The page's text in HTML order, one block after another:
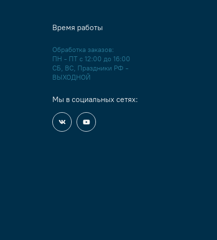
Время работы
Обработка заказов:
ПН - ПТ с 12:00 до 16:00
СБ, ВС, Праздники РФ -
ВЫХОДНОЙ
Мы в социальных сетях: